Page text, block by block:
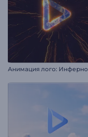
Анимация лого: Инферно